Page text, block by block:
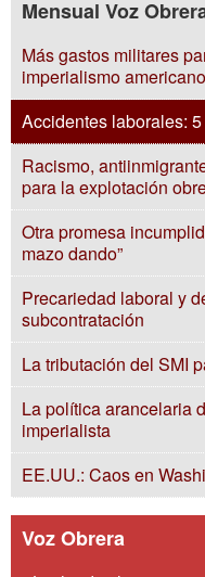
Mensual Voz
Más gastos militares
imperialismo
Accidentes laborales:
Racismo,
para la explotación
Otra promesa
mazo dando”
Precariedad laboral y
subcontratación
La tributación del SMI
La política arancelaria
imperialista
EE.UU.: Caos en
Voz Obrera